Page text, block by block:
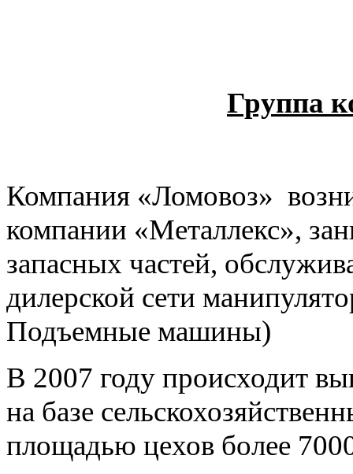
Группа
Компания «Ломовоз»
компании «Металлекс»,
запасных частей,
дилерской сети
Подъемные машины)
В 2007 году происходит
на базе
площадью цехов более